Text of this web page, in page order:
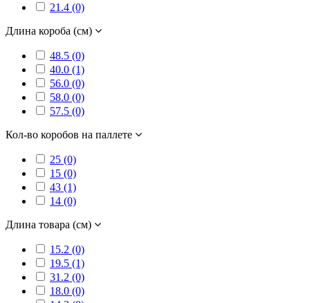
21.4 (0)
Длина короба (см)
48.5 (0)
40.0 (1)
56.0 (0)
58.0 (0)
57.5 (0)
Кол-во коробов на паллете
25 (0)
15 (0)
43 (1)
14 (0)
Длина товара (см)
15.2 (0)
19.5 (1)
31.2 (0)
18.0 (0)